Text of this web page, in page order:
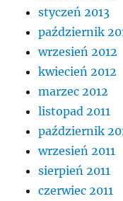
styczeń 2013
październik
wrzesień 2012
kwiecień 2012
marzec 2012
listopad 2011
październik
wrzesień 2011
sierpień 2011
czerwiec 2011